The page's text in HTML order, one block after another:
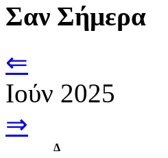
Σαν Σήμερα
⇐
Ιούν 2025
⇒
Δ